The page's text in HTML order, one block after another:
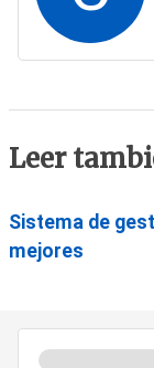
Leer
Sistema de
mejores